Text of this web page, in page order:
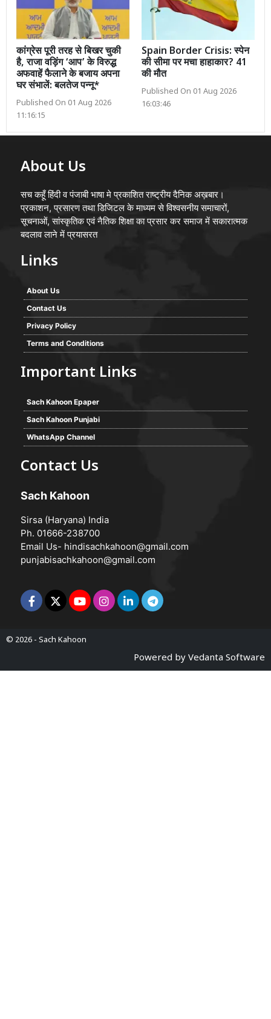
कांग्रेस पूरी तरह से बिखर चुकी
है, राजा वड़िंग ‘आप’ के विरुद्ध
अफवाहें फैलाने के बजाय अपना
घर संभालें: बलतेज पन्नू*
Published On 01 Aug 2026
11:16:15
Spain Border Crisis: स्पेन
की सीमा पर मचा हाहाकार? 41
की मौत
Published On 01 Aug 2026
16:03:46
About Us
सच कहूँ हिंदी व पंजाबी भाषा मे प्रकाशित राष्ट्रीय दैनिक अख़बार।
प्रकाशन, प्रसारण तथा डिजिटल के माध्यम से विश्वसनीय समाचारों,
सूचनाओं, सांस्कृतिक एवं नैतिक शिक्षा का प्रसार कर समाज में सकारात्मक
बदलाव लाने में प्रयासरत
Links
About Us
Contact Us
Privacy Policy
Terms and Conditions
Important Links
Sach Kahoon Epaper
Sach Kahoon Punjabi
WhatsApp Channel
Contact Us
Sach Kahoon
Sirsa (Haryana) India
Ph. 01666-238700
Email Us- hindisachkahoon@gmail.com
punjabisachkahoon@gmail.com
© 2026 - Sach Kahoon
Powered by Vedanta Software